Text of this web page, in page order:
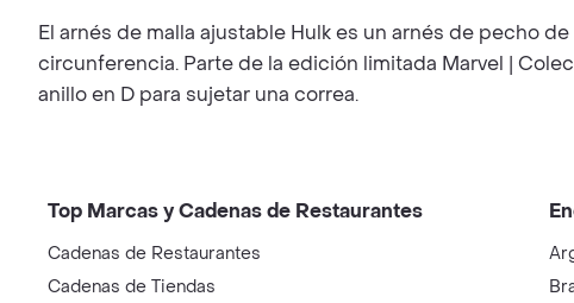
El arnés de malla ajustable Hulk es un arnés de pecho
circunferencia. Parte de la edición limitada Marvel |
anillo en D para sujetar una correa.
Top Marcas y Cadenas de Restaurantes
Cadenas de Restaurantes
Cadenas de Tiendas